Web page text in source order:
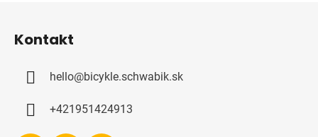
Kontakt
hello@bicykle.schwabik.sk
+421951424913